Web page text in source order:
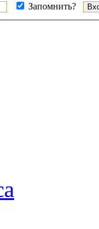
Запомнить?